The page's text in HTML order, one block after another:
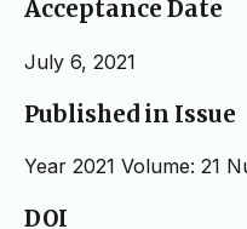
Acceptance Date
July 6, 2021
Published in Issue
Year 2021 Volume: 21
DOI